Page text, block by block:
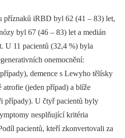
příznaků iRBD byl 62 (41 –⁠ 83) let,
byl 67 (46 –⁠ 83) let a medián
U 11 pacientů (32,4 %) byla
onemocnění:
demence s Lewyho tělísky
(jeden případ) a blíže
případy). U čtyř pacientů byly
nesplňující kritéria
pacientů, kteří zkonvertovali za